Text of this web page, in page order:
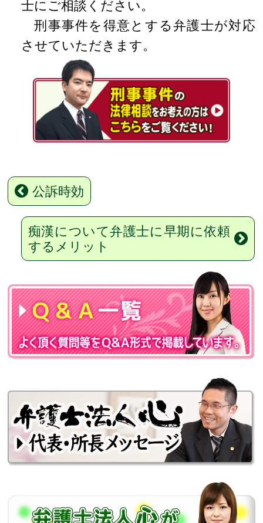
士にご相談ください。
刑事事件を得意とする弁護士が対応
させていただきます。
公訴時効
痴漢について弁護士に早期に依頼
するメリット